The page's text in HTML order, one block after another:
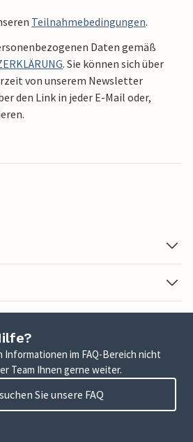
Teilnahmebedingungen.
Daten gemäß
. Sie können sich über
von unserem Newsletter
den Link in jeder E-Mail oder,
Informationen im FAQ-Bereich nicht
Team Ihnen gerne weiter.
Sie unsere FAQ